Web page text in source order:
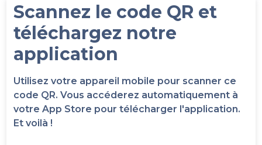
Scannez le code QR et
téléchargez notre
application
Utilisez votre appareil mobile pour scanner ce
code QR. Vous accéderez automatiquement à
votre App Store pour télécharger l'application.
Et voilà !